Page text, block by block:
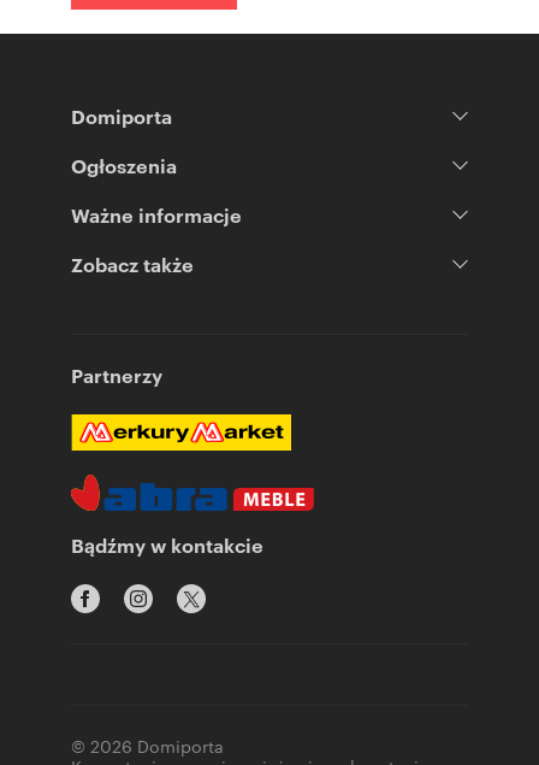
Domiporta
Ogłoszenia
Ważne informacje
Zobacz także
Partnerzy
Bądźmy w kontakcie
© 2026 Domiporta